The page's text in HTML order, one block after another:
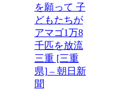
を願って 子
どもたちが
アマゴ1万8
千匹を放流
三重 [三重
県] – 朝日新
聞